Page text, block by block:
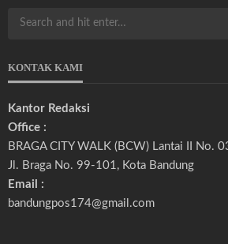
KONTAK KAMI
Kantor Redaksi
Office :
BRAGA CITY WALK (BCW) Lantai II No.
Jl. Braga No. 99-101, Kota Bandung
Email :
bandungpos174@gmail.com